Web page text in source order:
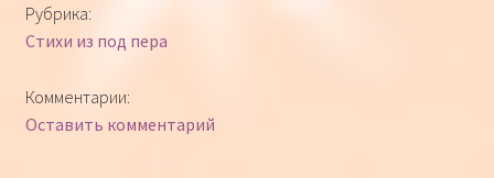
Рубрика:
Стихи из под пера
Комментарии:
Оставить комментарий